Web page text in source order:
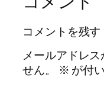
コメントを残す
メールアドレ
せん。
※ が付